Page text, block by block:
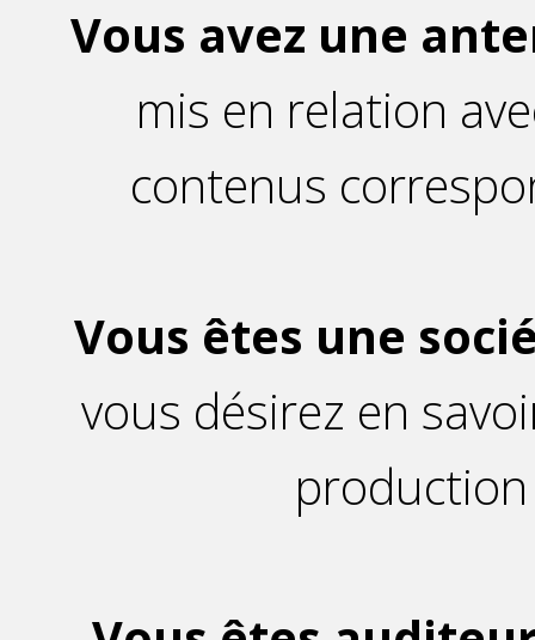
Vous avez une
mis en relation
contenus
Vous êtes une
vous désirez en